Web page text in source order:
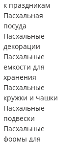
к праздникам
Пасхальная
посуда
Пасхальные
декорации
Пасхальные
емкости для
хранения
Пасхальные
кружки и чашки
Пасхальные
подвески
Пасхальные
формы для